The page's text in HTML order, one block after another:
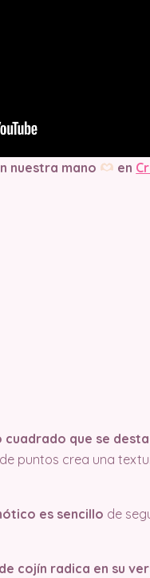
nuestra mano en
cuadrado que se
puntos crea una
es sencillo de
cojín radica en su